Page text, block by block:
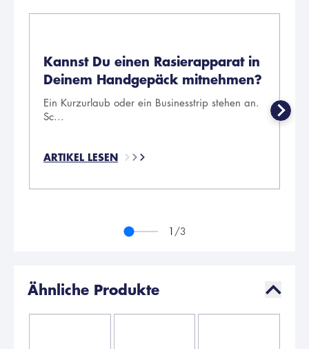
Kannst Du einen Rasierapparat in
Deinem Handgepäck mitnehmen?
Ein Kurzurlaub oder ein Businesstrip stehen an.
Sc...
ARTIKEL LESEN
1 /3
Ähnliche Produkte